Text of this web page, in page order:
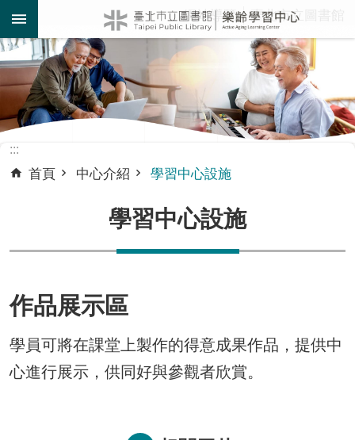
跳到主要內容區塊 網站導覽 臺北市立圖書館
:::
首頁 中心介紹 學習中心設施
學習中心設施
作品展示區
學員可將在課堂上製作的得意成果作品，提供中
心進行展示，供同好與參觀者欣賞。